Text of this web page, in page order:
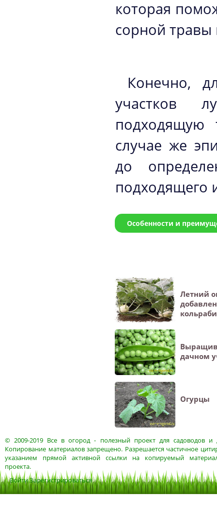
которая
сорной травы
Конечно,
участков
подходящую
случае же
до
подходящего
Особенности и
Летний
кольраби
дачном
Огурцы
© 2009-2019 Все в огород- полезный проект для садоводов и
Копирование материалов запрещено. Разрешается частичное
указанием прямой активной ссылки на копируемый
проекта.
ВойтиЗарегистрироваться